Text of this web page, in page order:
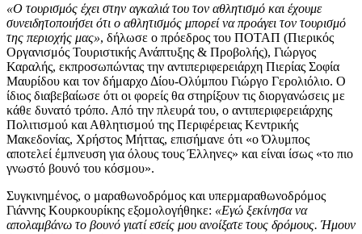
«Ο τουρισμός έχει στην αγκαλιά του τον αθλητισμό και έχουμε
συνειδητοποιήσει ότι ο αθλητισμός μπορεί να προάγει τον τουρισμό
της περιοχής μας», δήλωσε ο πρόεδρος του ΠΟΤΑΠ (Πιερικός
Οργανισμός Τουριστικής Ανάπτυξης & Προβολής), Γιώργος
Καραλής, εκπροσωπώντας την αντιπεριφερειάρχη Πιερίας Σοφία
Μαυρίδου και τον δήμαρχο Δίου-Ολύμπου Γιώργο Γερολιόλιο. Ο
ίδιος διαβεβαίωσε ότι οι φορείς θα στηρίξουν τις διοργανώσεις με
κάθε δυνατό τρόπο. Από την πλευρά του, ο αντιπεριφερειάρχης
Πολιτισμού και Αθλητισμού της Περιφέρειας Κεντρικής
Μακεδονίας, Χρήστος Μήττας, επισήμανε ότι «ο Όλυμπος
αποτελεί έμπνευση για όλους τους Έλληνες» και είναι ίσως «το πιο
γνωστό βουνό του κόσμου».
Συγκινημένος, ο μαραθωνοδρόμος και υπερμαραθωνοδρόμος
Γιάννης Κουρκουρίκης εξομολογήθηκε: «Εγώ ξεκίνησα να
απολαμβάνω το βουνό γιατί εσείς μου ανοίξατε τους δρόμους. Ήμουν